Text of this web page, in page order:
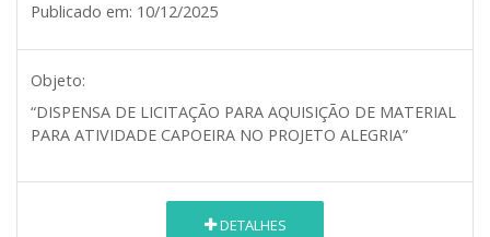
Publicado em: 10/12/2025
Objeto:
“DISPENSA DE LICITAÇÃO PARA AQUISIÇÃO DE MATERIAL
PARA ATIVIDADE CAPOEIRA NO PROJETO ALEGRIA”
DETALHES